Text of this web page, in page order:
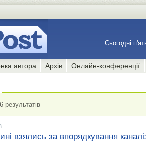
Сьогодні
автора Архів Онлайн-конференції
результатів
взялись за впорядкування